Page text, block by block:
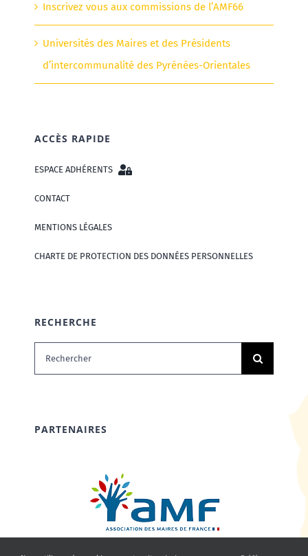
Inscrivez vous aux commissions de l’AMF66
Universités des Maires et des Présidents
d’intercommunalité des Pyrénées-Orientales
ACCÈS RAPIDE
ESPACE ADHÉRENTS
CONTACT
MENTIONS LÉGALES
CHARTE DE PROTECTION DES DONNÉES PERSONNELLES
RECHERCHE
Rechercher:
PARTENAIRES